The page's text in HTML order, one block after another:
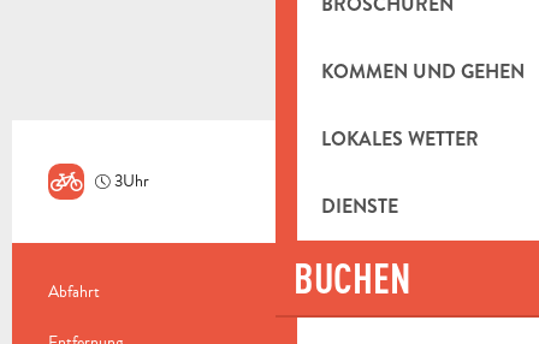
KOMMEN UND GEHEN
LOKALES WETTER
DIENSTE
BUCHEN
3Uhr Sehr schwierig
PRAKTISCHE INFORMATIONEN
Abfahrt Saint-Zacharie